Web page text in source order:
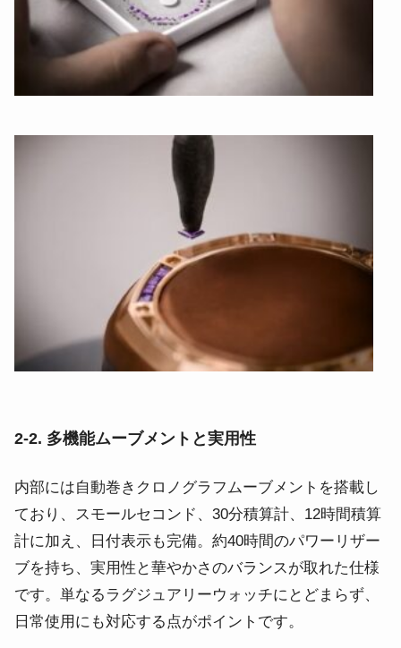
2-2. 多機能ムーブメントと実用性
内部には自動巻きクロノグラフムーブメントを搭載し
ており、スモールセコンド、30分積算計、12時間積算
計に加え、日付表示も完備。約40時間のパワーリザー
ブを持ち、実用性と華やかさのバランスが取れた仕様
です。単なるラグジュアリーウォッチにとどまらず、
日常使用にも対応する点がポイントです。